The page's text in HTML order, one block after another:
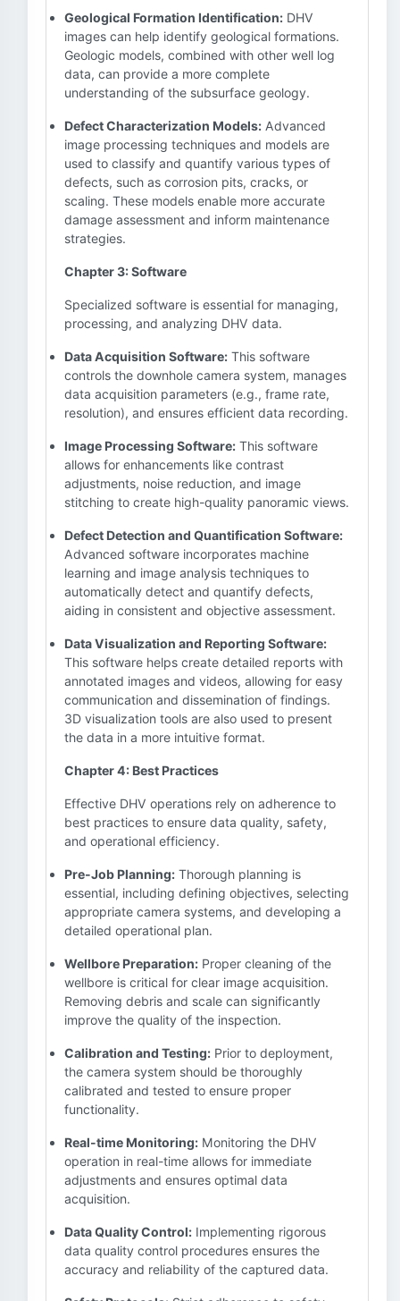
Geological Formation Identification: DHV
images can help identify geological formations.
Geologic models, combined with other well log
data, can provide a more complete
understanding of the subsurface geology.
Defect Characterization Models: Advanced
image processing techniques and models are
used to classify and quantify various types of
defects, such as corrosion pits, cracks, or
scaling. These models enable more accurate
damage assessment and inform maintenance
strategies.
Chapter 3: Software
Specialized software is essential for managing,
processing, and analyzing DHV data.
Data Acquisition Software: This software
controls the downhole camera system, manages
data acquisition parameters (e.g., frame rate,
resolution), and ensures efficient data recording.
Image Processing Software: This software
allows for enhancements like contrast
adjustments, noise reduction, and image
stitching to create high-quality panoramic views.
Defect Detection and Quantification Software:
Advanced software incorporates machine
learning and image analysis techniques to
automatically detect and quantify defects,
aiding in consistent and objective assessment.
Data Visualization and Reporting Software:
This software helps create detailed reports with
annotated images and videos, allowing for easy
communication and dissemination of findings.
3D visualization tools are also used to present
the data in a more intuitive format.
Chapter 4: Best Practices
Effective DHV operations rely on adherence to
best practices to ensure data quality, safety,
and operational efficiency.
Pre-Job Planning: Thorough planning is
essential, including defining objectives, selecting
appropriate camera systems, and developing a
detailed operational plan.
Wellbore Preparation: Proper cleaning of the
wellbore is critical for clear image acquisition.
Removing debris and scale can significantly
improve the quality of the inspection.
Calibration and Testing: Prior to deployment,
the camera system should be thoroughly
calibrated and tested to ensure proper
functionality.
Real-time Monitoring: Monitoring the DHV
operation in real-time allows for immediate
adjustments and ensures optimal data
acquisition.
Data Quality Control: Implementing rigorous
data quality control procedures ensures the
accuracy and reliability of the captured data.